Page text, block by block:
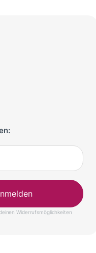
Widerrufsmöglichkeiten